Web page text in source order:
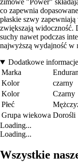
zimowe "Power"
co zapewnia
płaskie szwy
zwiększają widoczność.
suchy nawet podczas
najwyższą wydajność w
Dodatkowe informacje
Marka
Kolor
czarny
Kolor
Czarny
Płeć
Grupa wiekowa Dorośli
Loading...
Loading...
Wszystkie